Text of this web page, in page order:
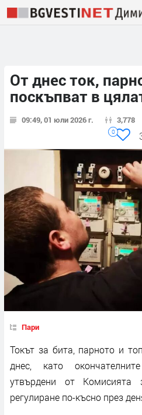
От днес ток,
поскъпват в
09:49, 01 юли 2026 г. 3,778
0
Пари
Токът за бита, парното и
днес, като
утвърдени от Комисията
регулиране по-късно през